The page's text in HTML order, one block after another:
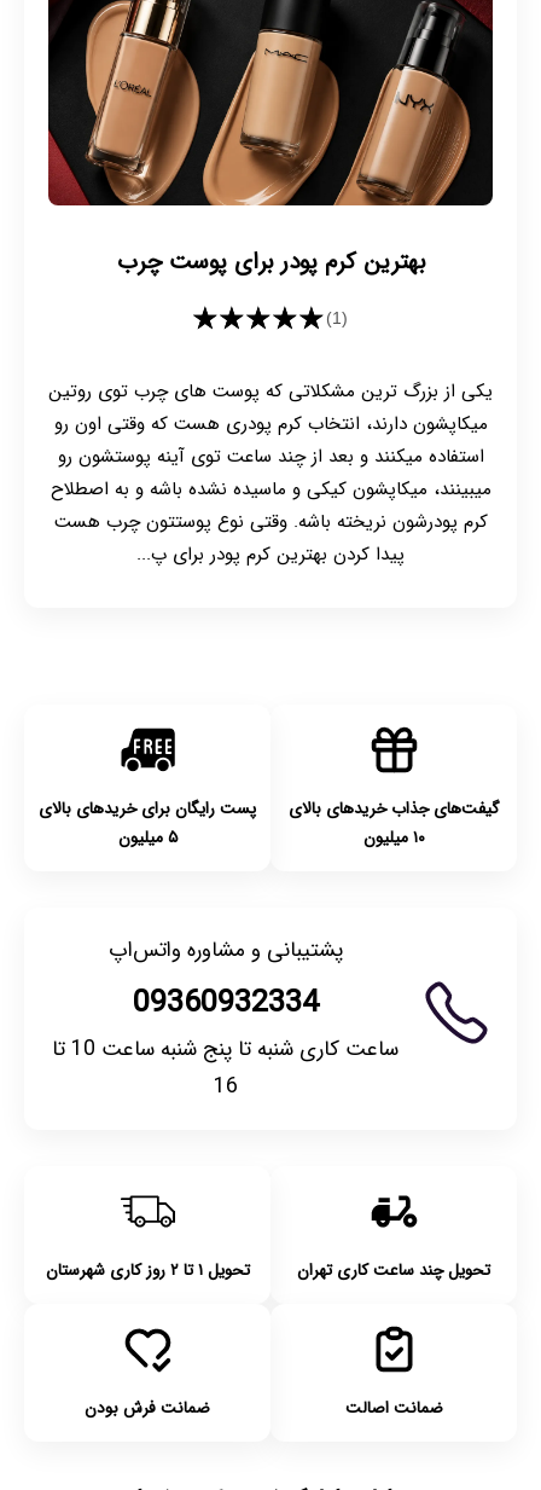
بهترین کرم پودر برای پوست چرب
★★★★★(1)
یکی از بزرگ ترین مشکلاتی که پوست های چرب توی روتین
میکاپشون دارند، انتخاب کرم پودری هست که وقتی اون رو
استفاده میکنند و بعد از چند ساعت توی آینه پوستشون رو
میبینند، میکاپشون کیکی و ماسیده نشده باشه و به اصطلاح
کرم پودرشون نریخته باشه. وقتی نوع پوستتون چرب هست
پیدا کردن بهترین کرم پودر برای پ...
گیفت‌های جذاب خریدهای بالای
۱۰ میلیون
پست رایگان برای خریدهای بالای
۵ میلیون
پشتیبانی و مشاوره واتس‌اپ
09360932334
ساعت کاری شنبه تا پنج شنبه ساعت 10 تا
16
تحویل چند ساعت کاری تهران تحویل ۱ تا ۲ روز کاری شهرستان
ضمانت اصالت ضمانت فرش بودن